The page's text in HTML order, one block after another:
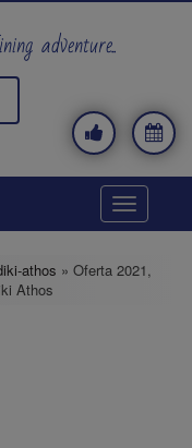
adventure..
Toggle
athos » Oferta 2021,
Athos